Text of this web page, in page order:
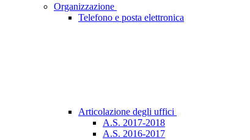
Organizzazione
Telefono e posta elettronica
Articolazione degli uffici
A.S. 2017-2018
A.S. 2016-2017